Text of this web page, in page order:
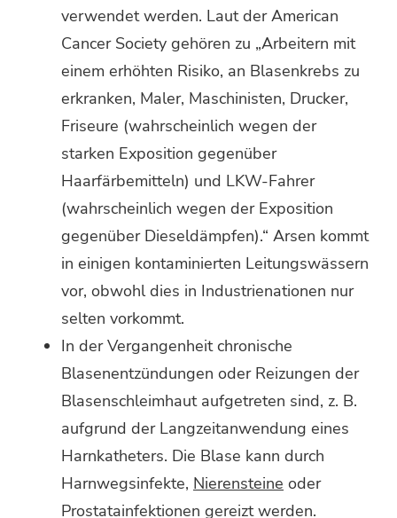
verwendet werden. Laut der American
Cancer Society gehören zu „Arbeitern mit
einem erhöhten Risiko, an Blasenkrebs zu
erkranken, Maler, Maschinisten, Drucker,
Friseure (wahrscheinlich wegen der
starken Exposition gegenüber
Haarfärbemitteln) und LKW-Fahrer
(wahrscheinlich wegen der Exposition
gegenüber Dieseldämpfen).“ Arsen kommt
in einigen kontaminierten Leitungswässern
vor, obwohl dies in Industrienationen nur
selten vorkommt.
In der Vergangenheit chronische
Blasenentzündungen oder Reizungen der
Blasenschleimhaut aufgetreten sind, z. B.
aufgrund der Langzeitanwendung eines
Harnkatheters. Die Blase kann durch
Harnwegsinfekte, Nierensteine oder
Prostatainfektionen gereizt werden.